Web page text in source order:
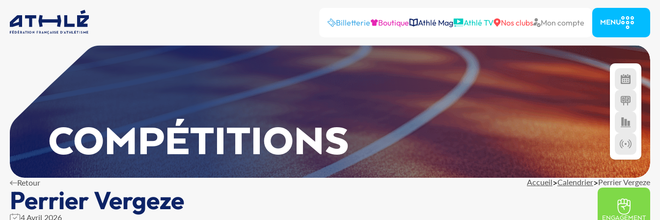
Billetterie Boutique Athlé Mag Athlé TV Nos clubs Mon compte MENU
COMPÉTITIONS
Retour Accueil>Calendrier>Perrier Vergeze
Perrier Vergeze
4 Avril 2026
ENGAGEMENT